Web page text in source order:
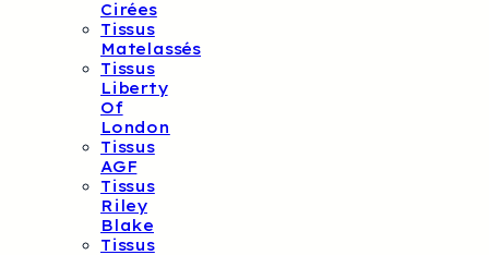
Cirées
Tissus
Matelassés
Tissus
Liberty
Of
London
Tissus
AGF
Tissus
Riley
Blake
Tissus